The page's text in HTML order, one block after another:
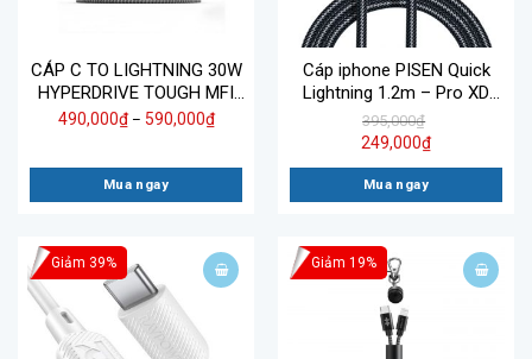
CÁP C TO LIGHTNING 30W
HYPERDRIVE TOUGH MFI
IPHONE/IPAD HD-CLB513
490,000₫– 590,000₫
Mua ngay
Cáp iphone PISEN Quick
Lightning 1.2m – Pro XD
Series XD-AL01-1200
395,000₫
249,000₫
Mua ngay
Giảm 39% Giảm 19%